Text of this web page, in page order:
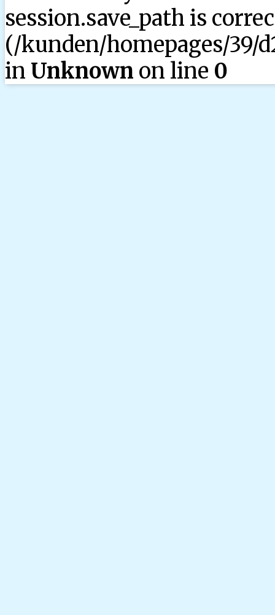
session.save_path is
(/kunden/homepages/39/
in Unknown on line 0